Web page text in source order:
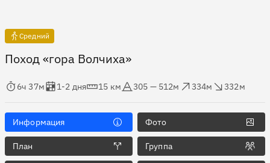
Средний
Поход «гора Волчиха»
в пути
6ч 37м
Оценка в днях
1-2 дня
Дистанция
15 км
Абсолютная высота
305 — 512м
334м
332м
Информация Фото
План Группа